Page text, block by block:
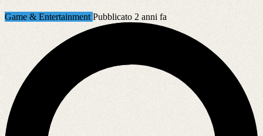
Game & Entertainment Pubblicato 2 anni fa